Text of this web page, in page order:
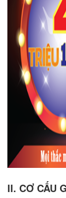
II. CƠ CẤU